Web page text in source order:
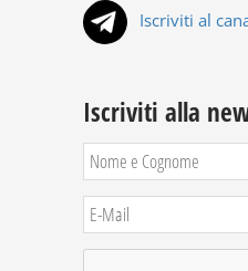
Iscriviti al
Iscriviti alla